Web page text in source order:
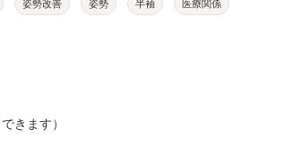
姿勢改善 姿勢 半袖 医療関係
きます）